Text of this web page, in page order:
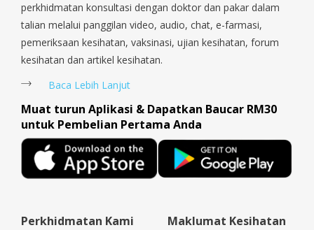
perkhidmatan konsultasi dengan doktor dan pakar dalam
talian melalui panggilan video, audio, chat, e-farmasi,
pemeriksaan kesihatan, vaksinasi, ujian kesihatan, forum
kesihatan dan artikel kesihatan.
Baca Lebih Lanjut
Muat turun Aplikasi & Dapatkan Baucar RM30
untuk Pembelian Pertama Anda
Perkhidmatan Kami Maklumat Kesihatan